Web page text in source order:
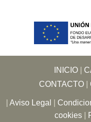
INICIO|
CONTACTO|
Aviso Legal
cookies